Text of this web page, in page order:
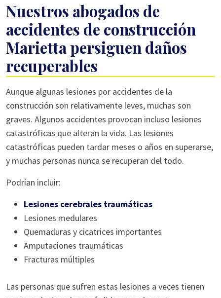
Nuestros abogados de
accidentes de construcción
Marietta persiguen daños
recuperables
Aunque algunas lesiones por accidentes de la
construcción son relativamente leves, muchas son
graves. Algunos accidentes provocan incluso lesiones
catastróficas que alteran la vida. Las lesiones
catastróficas pueden tardar meses o años en superarse,
y muchas personas nunca se recuperan del todo.
Podrían incluir:
Lesiones cerebrales traumáticas
Lesiones medulares
Quemaduras y cicatrices importantes
Amputaciones traumáticas
Fracturas múltiples
Las personas que sufren estas lesiones a veces tienen